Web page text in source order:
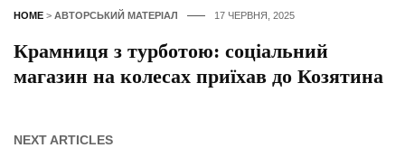
HOME > АВТОРСЬКИЙ МАТЕРІАЛ 17 ЧЕРВНЯ, 2025
Крамниця з турботою: соціальний
магазин на колесах приїхав до Козятина
NEXT ARTICLES